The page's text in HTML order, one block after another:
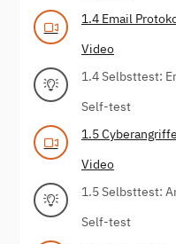
1.4 Email
Video
1.4 Selbsttest:
Self-test
1.5
Video
1.5 Selbsttest:
Self-test